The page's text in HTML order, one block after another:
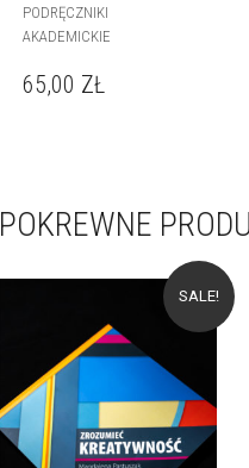
PODRĘCZNIKI
AKADEMICKIE
65,00 ZŁ
POKREWNE
SALE!